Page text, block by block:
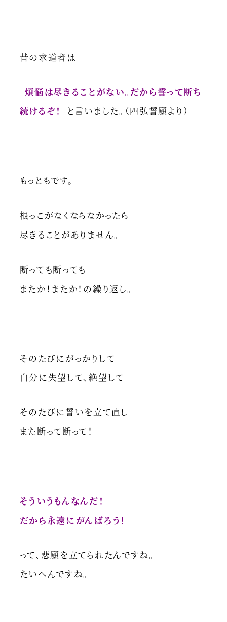
昔の求道者は
「煩悩は尽きることがない。だから誓って断ち
続けるぞ！」 と言いました。（四弘誓願より）
もっともです。
根っこがなくならなかったら
尽きることがありません。
断っても断っても
またか！またか！の繰り返し。
そのたびにがっかりして
自分に失望して、絶望して
そのたびに誓いを立て直し
また断って断って！
そういうもんなんだ！
だから永遠にがんばろう！
って、悲願を立てられたんですね。
たいへんですね。